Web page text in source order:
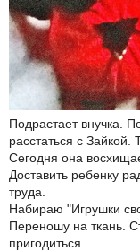
Подрастает внучка.
расстаться с Зайкой.
Сегодня она
Доставить ребенку
труда.
Набираю "Игрушки
Переношу на ткань.
пригодиться.